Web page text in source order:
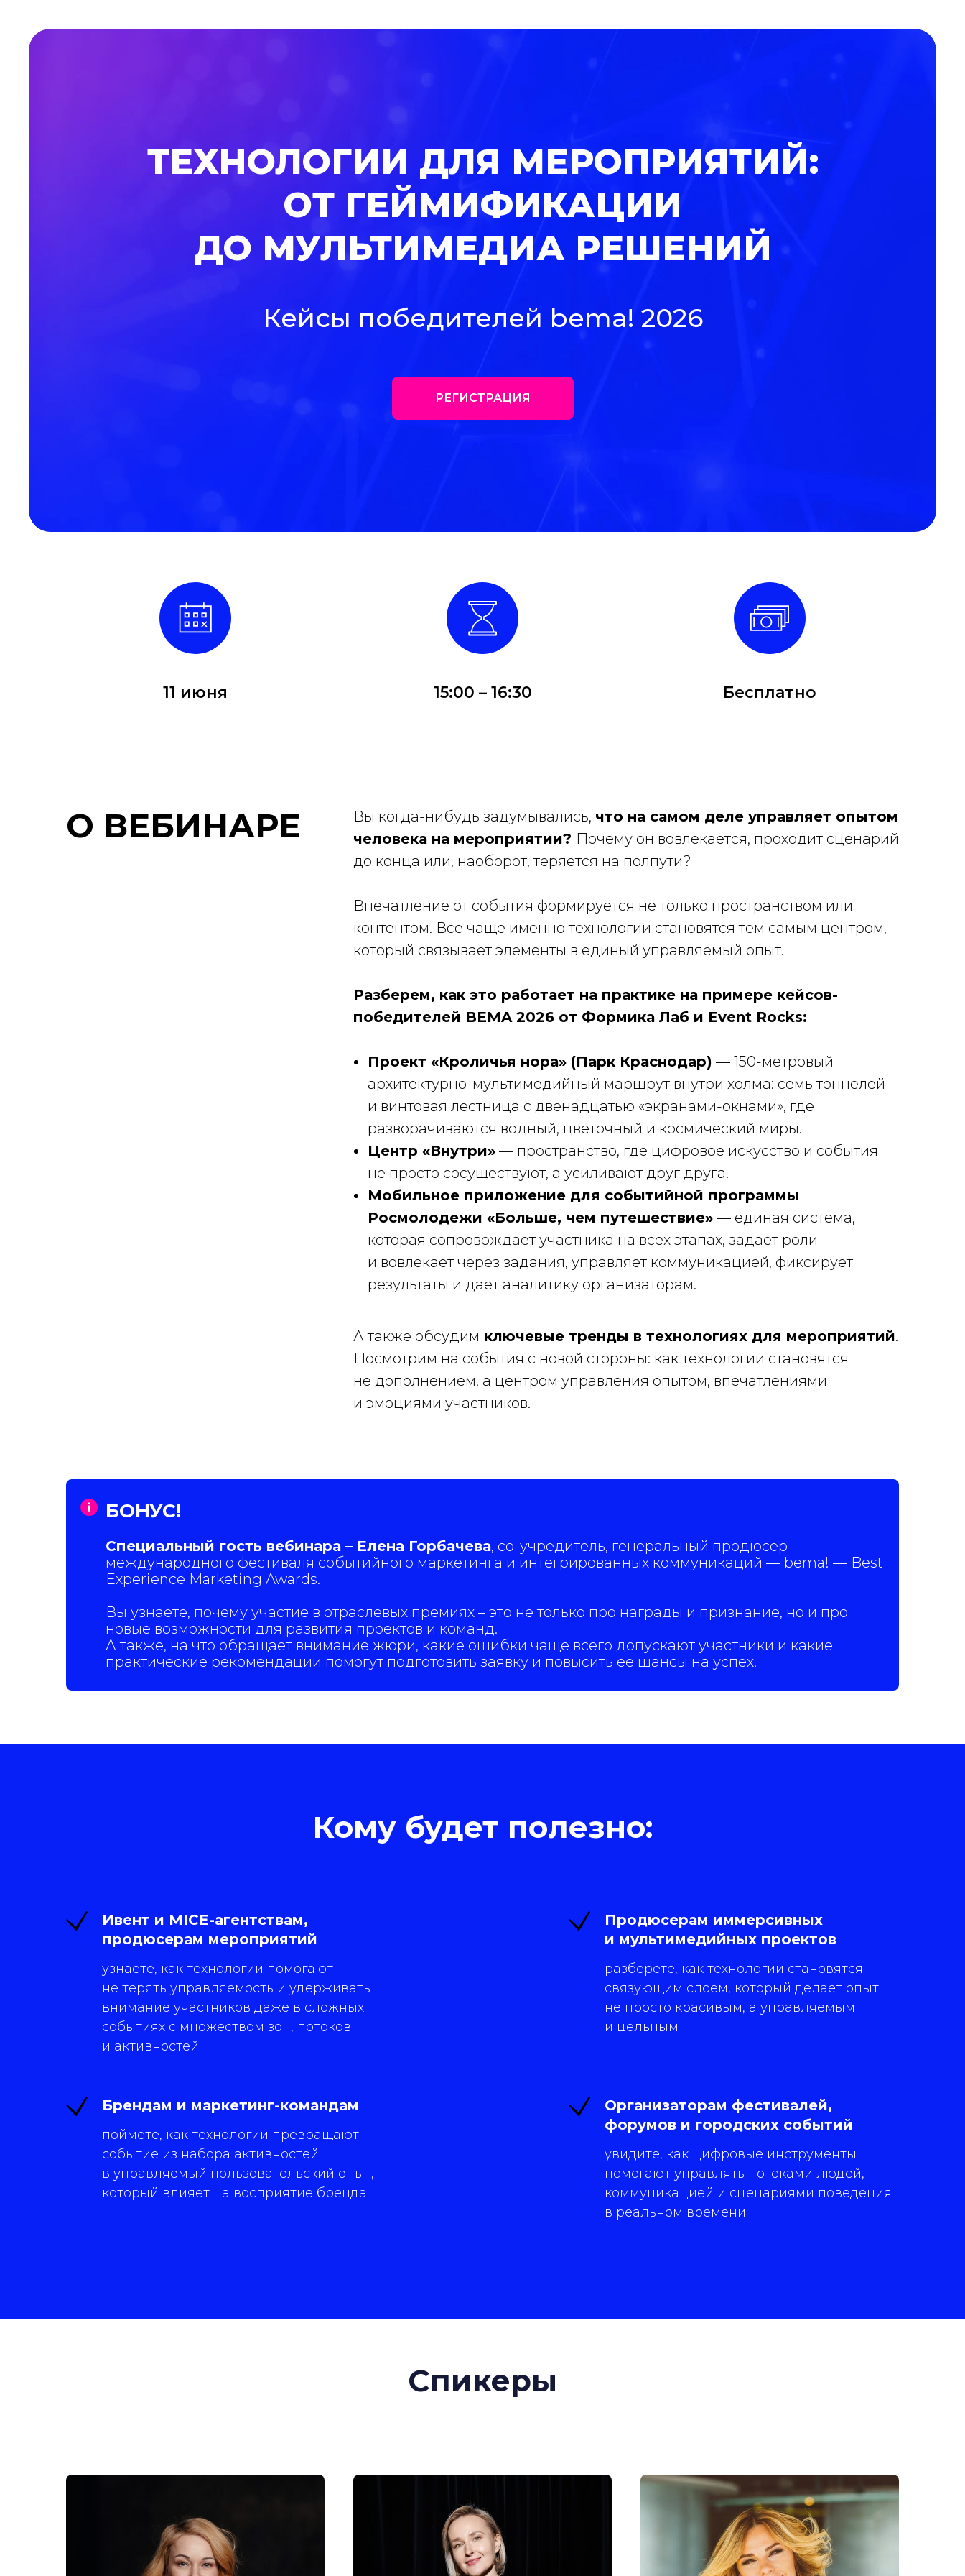
ТЕХНОЛОГИИ ДЛЯ МЕРОПРИЯТИЙ:
ОТ ГЕЙМИФИКАЦИИ
ДО МУЛЬТИМЕДИА РЕШЕНИЙ
Кейсы победителей bema! 2026
РЕГИСТРАЦИЯ
11 июня 15:00 – 16:30 Бесплатно
О ВЕБИНАРЕ Вы когда-нибудь задумывались, что на самом деле управляет опытом
человека на мероприятии? Почему он вовлекается, проходит сценарий
до конца или, наоборот, теряется на полпути?
Впечатление от события формируется не только пространством или
контентом. Все чаще именно технологии становятся тем самым центром,
который связывает элементы в единый управляемый опыт.
Разберем, как это работает на практике на примере кейсов-
победителей BEMA 2026 от Формика Лаб и Event Rocks:
Проект «Кроличья нора» (Парк Краснодар) — 150-метровый
архитектурно-мультимедийный маршрут внутри холма: семь тоннелей
и винтовая лестница с двенадцатью «экранами-окнами», где
разворачиваются водный, цветочный и космический миры.
Центр «Внутри» — пространство, где цифровое искусство и события
не просто сосуществуют, а усиливают друг друга.
Мобильное приложение для событийной программы
Росмолодежи «Больше, чем путешествие» — единая система,
которая сопровождает участника на всех этапах, задает роли
и вовлекает через задания, управляет коммуникацией, фиксирует
результаты и дает аналитику организаторам.
А также обсудим ключевые тренды в технологиях для мероприятий.
Посмотрим на события с новой стороны: как технологии становятся
не дополнением, а центром управления опытом, впечатлениями
и эмоциями участников.
БОНУС!
Специальный гость вебинара – Елена Горбачева, со-учредитель, генеральный продюсер
международного фестиваля событийного маркетинга и интегрированных коммуникаций — bema! — Best
Experience Marketing Awards.
Вы узнаете, почему участие в отраслевых премиях – это не только про награды и признание, но и про
новые возможности для развития проектов и команд.
А также, на что обращает внимание жюри, какие ошибки чаще всего допускают участники и какие
практические рекомендации помогут подготовить заявку и повысить ее шансы на успех.
Кому будет полезно:
Ивент и MICE-агентствам,
продюсерам мероприятий
узнаете, как технологии помогают
не терять управляемость и удерживать
внимание участников даже в сложных
событиях с множеством зон, потоков
и активностей
Продюсерам иммерсивных
и мультимедийных проектов
разберёте, как технологии становятся
связующим слоем, который делает опыт
не просто красивым, а управляемым
и цельным
Брендам и маркетинг-командам
поймёте, как технологии превращают
событие из набора активностей
в управляемый пользовательский опыт,
который влияет на восприятие бренда
Организаторам фестивалей,
форумов и городских событий
увидите, как цифровые инструменты
помогают управлять потоками людей,
коммуникацией и сценариями поведения
в реальном времени
Спикеры